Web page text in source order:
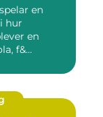
en
hur
en
f&...